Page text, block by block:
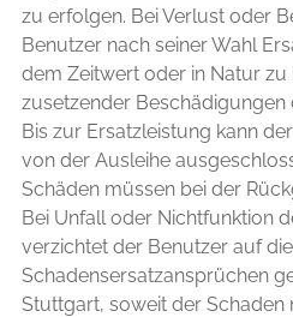
zu erfolgen. Bei Verlust oder
Benutzer nach seiner Wahl
dem Zeitwert oder in Natur zu
zusetzender
Bis zur Ersatzleistung kann
von der Ausleihe
Schäden müssen bei der
Bei Unfall oder Nichtfunktion
verzichtet der Benutzer auf
Schadensersatzansprüchen
Stuttgart, soweit der